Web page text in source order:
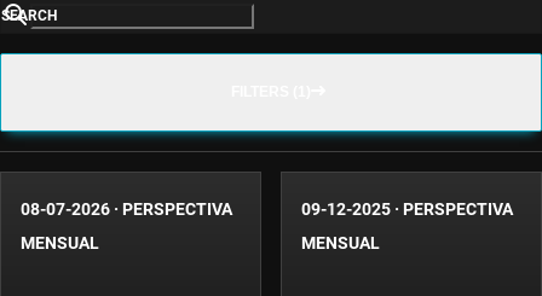
SEARCH
08-07-2026 · PERSPECTIVA
MENSUAL
09-12-2025 · PERSPECTIVA
MENSUAL